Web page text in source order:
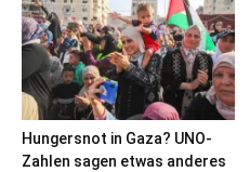
Hungersnot in Gaza? UNO-
Zahlen sagen etwas anderes